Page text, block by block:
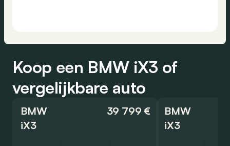
Koop een BMW iX3 of
vergelijkbare auto
BMW
iX3
39 799 €
BMW
iX3